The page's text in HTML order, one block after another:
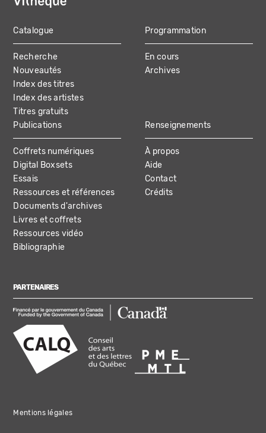
MAIN
NAVIGATION
Catalogue
Recherche
Nouveautés
Index des titres
Index des artistes
Titres gratuits
Programmation
En cours
Archives
Publications
Coffrets numériques
Digital Boxsets
Essais
Ressources et références
Documents d'archives
Livres et coffrets
Ressources vidéo
Bibliographie
Renseignements
À propos
Aide
Contact
Crédits
PARTENAIRES
Mentions légales